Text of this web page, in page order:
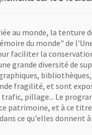
au monde, la tenture
du monde" de
faciliter la
grande diversité de
fragilité, et sont
pillage... Le
patrimoine, et à ce
ce qu'elles donnent